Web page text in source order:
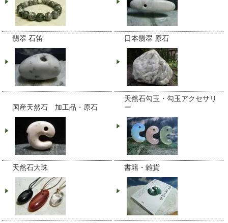
翡翠 石笛 日本翡翠 原石
国産天然石 加工品・原石
天然石勾玉・勾玉アクセサリ
ー
天然石大珠 書籍・雑貨